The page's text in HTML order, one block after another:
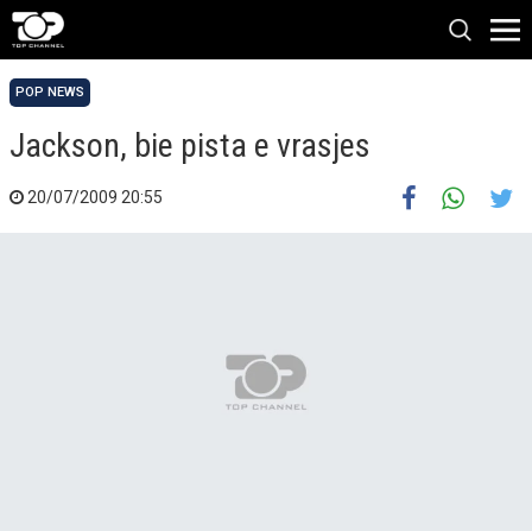
POP NEWS
Jackson, bie pista e vrasjes
20/07/2009 20:55